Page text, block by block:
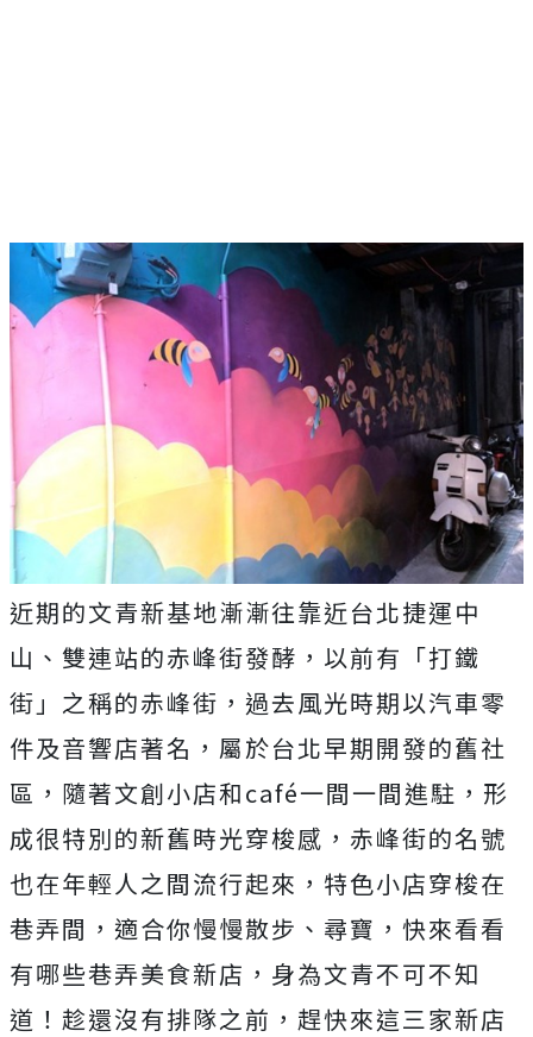
近期的文青新基地漸漸往靠近台北捷運中
山、雙連站的赤峰街發酵，以前有「打鐵
街」之稱的赤峰街，過去風光時期以汽車零
件及音響店著名，屬於台北早期開發的舊社
區，隨著文創小店和café一間一間進駐，形
成很特別的新舊時光穿梭感，赤峰街的名號
也在年輕人之間流行起來，特色小店穿梭在
巷弄間，適合你慢慢散步、尋寶，快來看看
有哪些巷弄美食新店，身為文青不可不知
道！趁還沒有排隊之前，趕快來這三家新店